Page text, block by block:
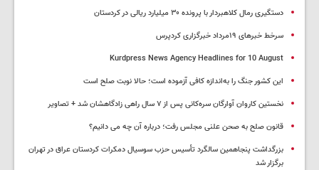
دستگیری رمال کلاهبردار با پرونده ۳۰ میلیارد ریالی در کردستان
سرخط خبرهای ۱۹مرداد خبرگزاری کردپرس
Kurdpress News Agency Headlines for 10 August
این کشور جنگ را به‌اندازه کافی آزموده است؛ حالا نوبت صلح است
نخستین کاروان آوارگان سره‌کانی پس از ۷ سال راهی زادگاهشان شد + تصاویر
قانون صلح به صحن علنی مجلس رفت؛ درباره آن چه می دانیم؟
بزرگداشت پنجاهمین سالگرد تأسیس حزب سوسیال دمکرات کردستان عراق در تهران
برگزار شد